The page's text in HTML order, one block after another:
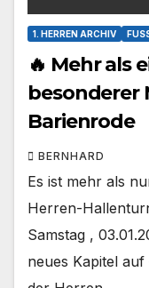
1. HERREN ARCHIV
🔥 Mehr als
besonderer
Barienrode
BERNHARD
Es ist mehr als
Herren-
Samstag ,
neues Kapitel